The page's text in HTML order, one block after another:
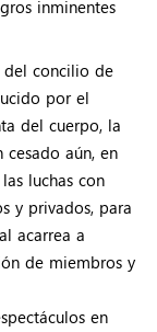
inminentes
del concilio de
por el
del cuerpo, la
aún, en
luchas con
y privados, para
acarrea a
de miembros y
en